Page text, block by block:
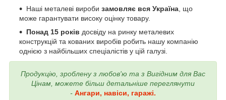
Наші металеві вироби замовляє вся Україна, що
може гарантувати високу оцінку товару.
Понад 15 років досвіду на ринку металевих
конструкцій та кованих виробів робить нашу компанію
однією з найбільших спеціалістів у цій галузі.
Продукцію, зроблену з любов'ю та з Вигідним для Вас
Цінам, можете більш детальніше переглянути
- Ангари, навіси, гаражі.